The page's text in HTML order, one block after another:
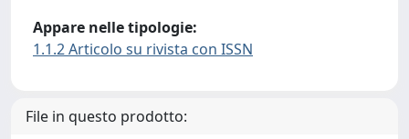
Appare nelle tipologie:
1.1.2 Articolo su rivista con ISSN
File in questo prodotto: